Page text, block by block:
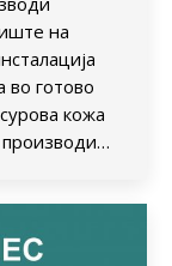
на
во готово
кожа